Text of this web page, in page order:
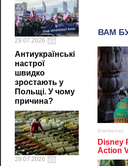
29.07.2026
Антиукраїнські
настрої
швидко
зростають у
Польщі. У чому
причина?
28.07.2026